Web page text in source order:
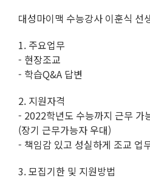
대성마이맥 수능강사 이훈식 선
1. 주요업무
- 현장조교
- 학습Q&A 답변
2. 지원자격
- 2022학년도 수능까지 근무 가
(장기 근무가능자 우대)
- 책임감 있고 성실하게 조교 업
3. 모집기한 및 지원방법